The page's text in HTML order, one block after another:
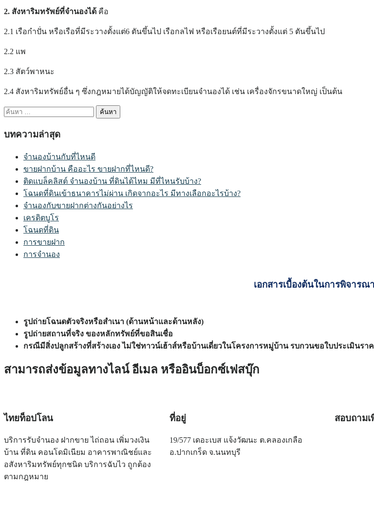
2. สังหาริมทรัพย์ที่จำนองได้ คือ
2.1 เรือกำปั่น หรือเรือที่มีระวางตั้งแต่6 ตันขึ้นไป เรือกลไฟ หรือเรือยนต์ที่มีระวางตั้งแต่ 5 ตันขึ้นไป
2.2 แพ
2.3 สัตว์พาหนะ
2.4 สังหาริมทรัพย์อื่น ๆ ซึ่งกฎหมายได้บัญญัติให้จดทะเบียนจำนองได้ เช่น เครื่องจักรขนาดใหญ่ เป็นต้น
ค้นหา
บทความล่าสุด
จำนองบ้านกับที่ไหนดี
ขายฝากบ้าน คืออะไร ขายฝากที่ไหนดี?
ติดแบล็คลิสต์ จำนองบ้าน ที่ดินได้ไหม มีที่ไหนรับบ้าง?
โฉนดที่ดินเข้าธนาคารไม่ผ่าน เกิดจากอะไร มีทางเลือกอะไรบ้าง?
จำนองกับขายฝากต่างกันอย่างไร
เครดิตบูโร
โฉนดที่ดิน
การขายฝาก
การจำนอง
เอกสารเบื้องต้นในการพิจารณ
รูปถ่ายโฉนดตัวจริงหรือสำเนา (ด้านหน้าและด้านหลัง)
รูปถ่ายสถานที่จริง ของหลักทรัพย์ที่ขอสินเชื่อ
กรณีมีสิ่งปลูกสร้างที่สร้างเอง ไม่ใช่ทาวน์เฮ้าส์หรือบ้านเดี่ยวในโครงการหมู่บ้าน รบกวนขอใบประเมินรา
สามารถส่งข้อมูลทางไลน์ อีเมล หรืออินบ็อกซ์เฟสบุ๊ก
ไทยท็อปโลน
บริการรับจำนอง ฝากขาย ไถ่ถอน เพิ่มวงเงิน
บ้าน ที่ดิน คอนโดมิเนียม อาคารพาณิชย์และ
อสังหาริมทรัพย์ทุกชนิด บริการฉับไว ถูกต้อง
ตามกฎหมาย
ที่อยู่
19/577 เดอะเบส แจ้งวัฒนะ ต.คลองเกลือ
อ.ปากเกร็ด จ.นนทบุรี
สอบถามเ